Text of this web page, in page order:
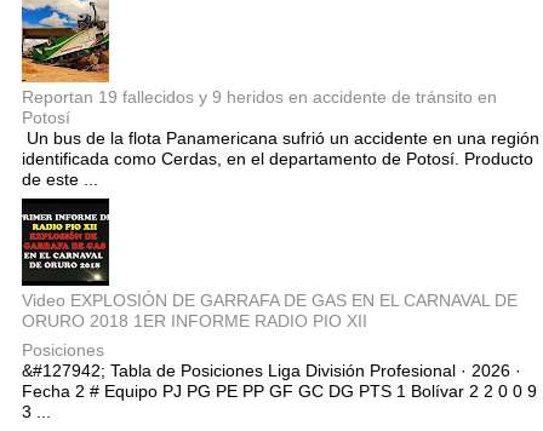
Reportan 19 fallecidos y 9 heridos en accidente de tránsito en
Potosí
Un bus de la flota Panamericana sufrió un accidente en una región
identificada como Cerdas, en el departamento de Potosí. Producto
de este ...
Video EXPLOSIÓN DE GARRAFA DE GAS EN EL CARNAVAL DE
ORURO 2018 1ER INFORME RADIO PIO XII
Posiciones
&#127942; Tabla de Posiciones Liga División Profesional · 2026 ·
Fecha 2 # Equipo PJ PG PE PP GF GC DG PTS 1 Bolívar 2 2 0 0 9
3 ...